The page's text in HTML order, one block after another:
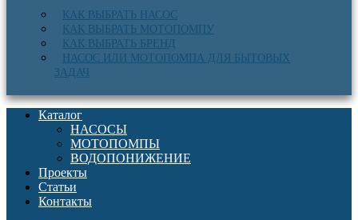
КАК ВЫБРАТЬ НАСОС
КАК ВЫБРАТЬ МОТОПОМПУ
КАК ВЫБРАТЬ БРЕНД
НАСОС ИЛИ МОТОПОМПА ДЛЯ БЫТОВЫХ
ЗАДАЧ
Каталог
НАСОСЫ
МОТОПОМПЫ
ВОДОПОНИЖЕНИЕ
Проекты
Статьи
Контакты